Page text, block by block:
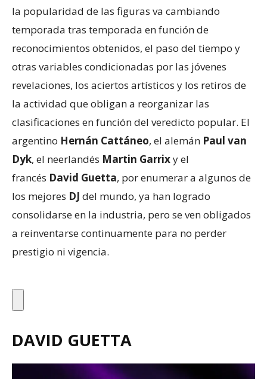
la popularidad de las figuras va cambiando
temporada tras temporada en función de
reconocimientos obtenidos, el paso del tiempo y
otras variables condicionadas por las jóvenes
revelaciones, los aciertos artísticos y los retiros de
la actividad que obligan a reorganizar las
clasificaciones en función del veredicto popular. El
argentino Hernán Cattáneo, el alemán Paul van
Dyk, el neerlandés Martin Garrixy el
francés David Guetta, por enumerar a algunos de
los mejores DJ del mundo, ya han logrado
consolidarse en la industria, pero se ven obligados
a reinventarse continuamente para no perder
prestigio ni vigencia.
DAVID GUETTA